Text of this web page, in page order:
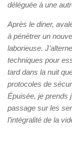
déléguée à une
Après le diner,
à pénétrer un
laborieuse.
techniques pour
tard dans la nuit
protocoles de
Épuisée, je prends
passage sur les
l’intégralité de la